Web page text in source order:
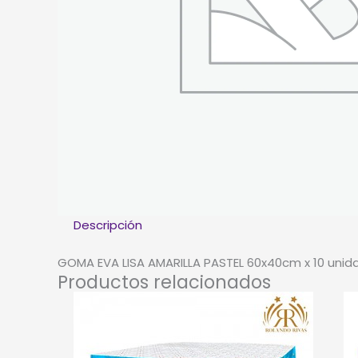
Descripción
GOMA EVA LISA AMARILLA PASTEL 60x40cm x 10
Productos relacionados